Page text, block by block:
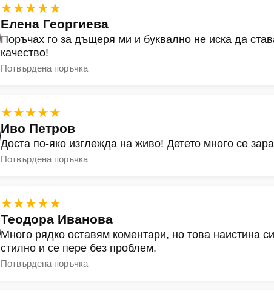
★★★★★
Елена Георгиева
Поръчах го за дъщеря ми и буквално не иска да
качество!
Потвърдена поръчка
★★★★★
Иво Петров
Доста по-яко изглежда на живо! Детето много се
Потвърдена поръчка
★★★★★
Теодора Иванова
Много рядко оставям коментари, но това наистина
стилно и се пере без проблем.
Потвърдена поръчка